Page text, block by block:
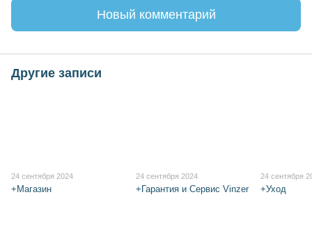
Новый комментарий
Другие записи
24 сентября 2024
+Магазин
24 сентября 2024
+Гарантия и Сервис Vinzer
24 сентября
+Уход